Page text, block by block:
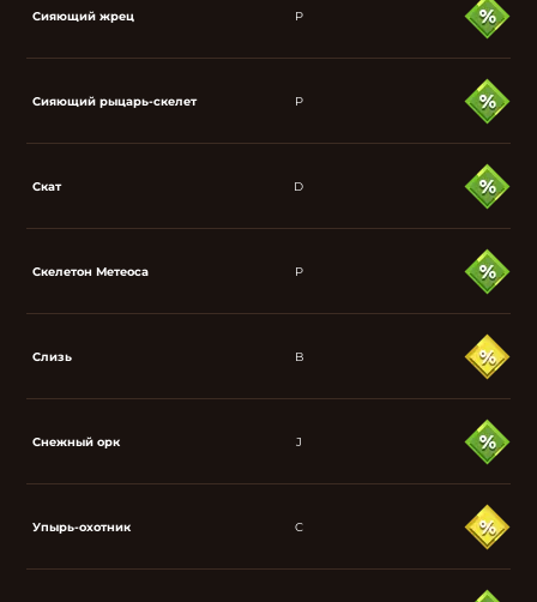
Сияющий жрец P
Сияющий рыцарь-скелет P
Скат D
Скелетон Метеоса P
Слизь B
Снежный орк J
Упырь-охотник C